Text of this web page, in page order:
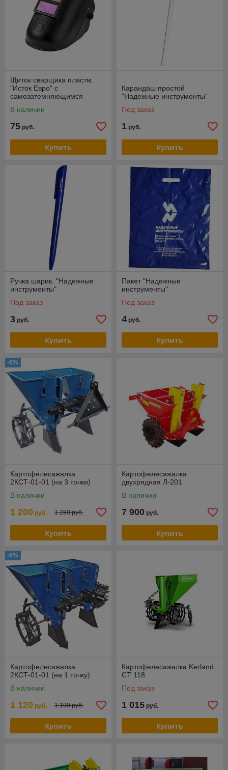
Щиток сварщика пластм.
"Исток Евро" с
самозатемняющимся
В наличии
75 руб.
Купить
Карандаш простой
"Надежные инструменты"
Под заказ
1 руб.
Купить
Ручка шарик. "Надежные
инструменты"
Под заказ
3 руб.
Купить
Пакет "Надежные
инструменты"
Под заказ
4 руб.
Купить
-6%
Картофелесажалка
2КСТ-01-01 (на 3 точки)
В наличии
1 200 руб. 1 280 руб.
Купить
Картофелесажалка
двухрядная Л-201
В наличии
7 900 руб.
Купить
-6%
Картофелесажалка
2КСТ-01-01 (на 1 точку)
В наличии
1 120 руб. 1 190 руб.
Купить
Картофелесажалка Kerland
СТ 118
Под заказ
1 015 руб.
Купить